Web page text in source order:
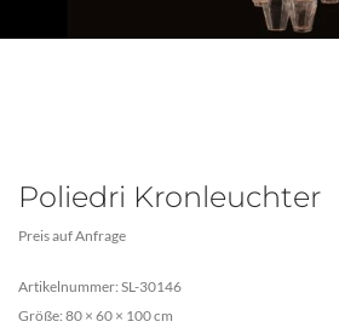
Poliedri Kronleuchter
Preis auf Anfrage
Artikelnummer: SL-30146
Größe: 80 × 60 × 100 cm